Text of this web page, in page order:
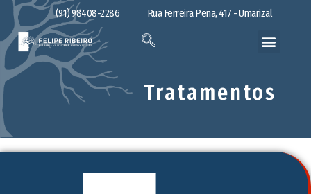
(91) 98408-2286 Rua Ferreira Pena, 417 - Umarizal
Tratamentos